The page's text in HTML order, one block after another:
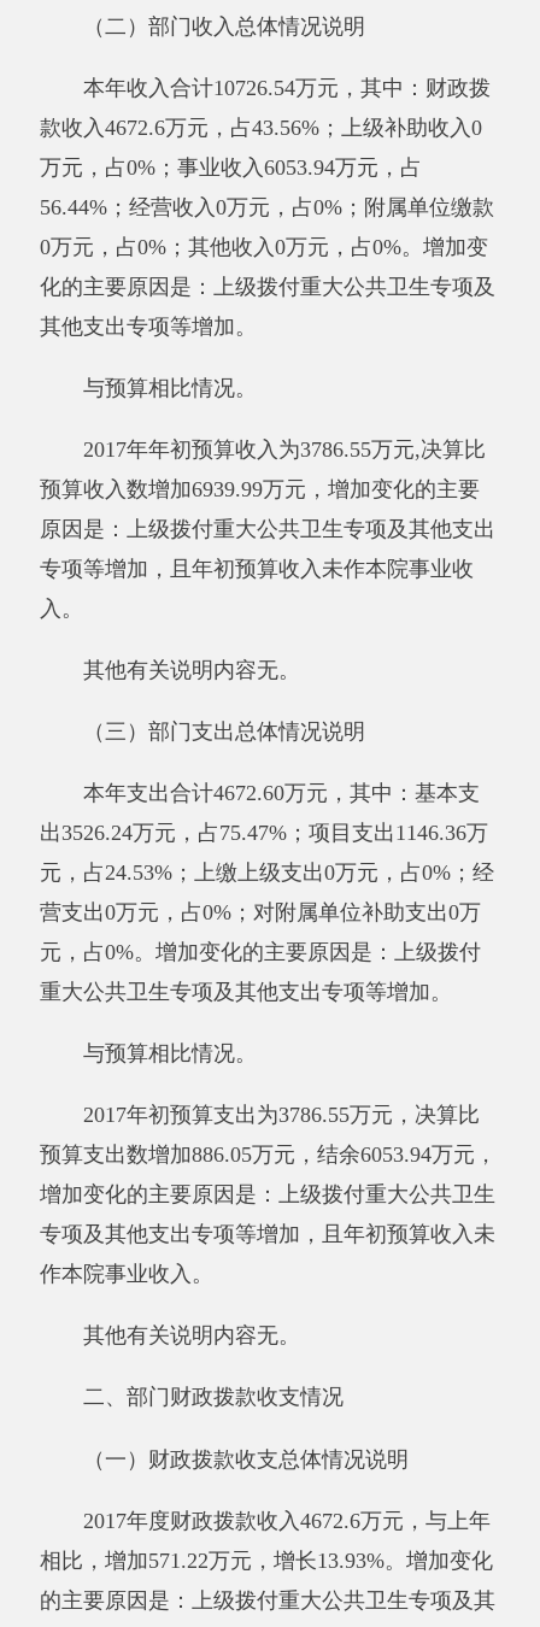
元，占0%。增加变化的主要原因是：上级拨付
与预算相比情况。
2017年初预算支出为3786.55万元，决算比
预算支出数增加886.05万元，结余6053.94万元，
增加变化的主要原因是：上级拨付重大公共卫生
专项及其他支出专项等增加，且年初预算收入未
作本院事业收入。
其他有关说明内容无。
（一）财政拨款收支总体情况说明
2017年度财政拨款收入4672.6万元，与上年
相比，增加571.22万元，增长13.93%。增加变化
的主要原因是：上级拨付重大公共卫生专项及其
与上年相比，增加571.22万元，增长13.93%。其
卫生专项及其他支出专项等增加。财政拨款结转
结余0万元，与上年相比，无增减变化。
与预算相比情况。
2017年年初预算收入为3786.55万元,决算比
预算收入数增加886.05万元，增加变化的主要原
因是：上级拨付重大公共卫生专项及其他支出专
决算比预算支出数增加886.05万元，财政拨款结
余0万元，增加变化的主要原因是：上级拨付重
大公共卫生专项及其他支出专项等增加。
其他有关说明内容无。
（二）一般公共预算支出决算情况说明
万元。与上年相比，增加571.22万元，增长
中：按功能分类科目，科学技术支出2万元，社
会保障和就业支出425.69万元，医疗卫生与计划
按经济分类科目，工资福利支出3946.86万元，
商品和服务支出601.95万元，对个人和家庭的补
助支出123.79万元。